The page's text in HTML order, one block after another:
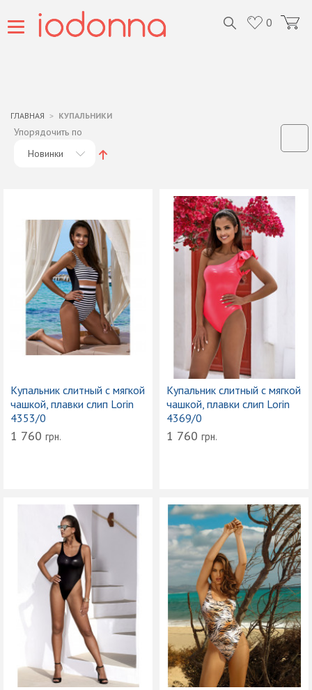
0
ГЛАВНАЯ КУПАЛЬНИКИ
Упорядочить по
Новинки
Купальник слитный с мягкой
чашкой, плавки слип Lorin
4353/0
1 760 грн.
Купальник слитный с мягкой
чашкой, плавки слип Lorin
4369/0
1 760 грн.